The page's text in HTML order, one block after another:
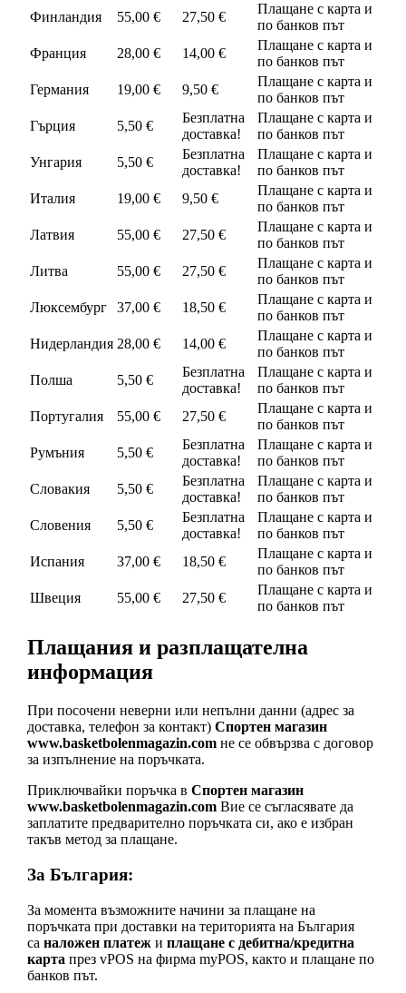
Финландия
55,00 € 27,50 €
Плащане с карта и
по банков път
Франция
28,00 € 14,00 €
Плащане с карта и
по банков път
Германия
19,00 € 9,50 €
Плащане с карта и
по банков път
Гърция
5,50 €
Безплатна
доставка!
Плащане с карта и
по банков път
Унгария
5,50 €
Безплатна
доставка!
Плащане с карта и
по банков път
Италия
19,00 € 9,50 €
Плащане с карта и
по банков път
Латвия
55,00 € 27,50 €
Плащане с карта и
по банков път
Литва
55,00 € 27,50 €
Плащане с карта и
по банков път
Люксембург
37,00 € 18,50 €
Плащане с карта и
по банков път
Нидерландия 28,00 € 14,00 €
Плащане с карта и
по банков път
Полша
5,50 €
Безплатна
доставка!
Плащане с карта и
по банков път
Португалия
55,00 € 27,50 €
Плащане с карта и
по банков път
Румъния
5,50 €
Безплатна
доставка!
Плащане с карта и
по банков път
Словакия
5,50 €
Безплатна
доставка!
Плащане с карта и
по банков път
Словения
5,50 €
Безплатна
доставка!
Плащане с карта и
по банков път
Испания
37,00 € 18,50 €
Плащане с карта и
по банков път
Швеция
55,00 € 27,50 €
Плащане с карта и
по банков път
Плащания и разплащателна
информация
При посочени неверни или непълни данни (адрес за
доставка, телефон за контакт) Спортен магазин
www.basketbolenmagazin.comне се обвързва с договор
за изпълнение на поръчката.
Приключвайки поръчка в Спортен магазин
www.basketbolenmagazin.comВие се съгласявате да
заплатите предварително поръчката си, ако е избран
такъв метод за плащане.
За България:
За момента възможните начини за плащане на
поръчката при доставки на територията на България
са наложен платежи плащане с дебитна/кредитна
карта през vPOS на фирма myPOS, както и плащане по
банков път.